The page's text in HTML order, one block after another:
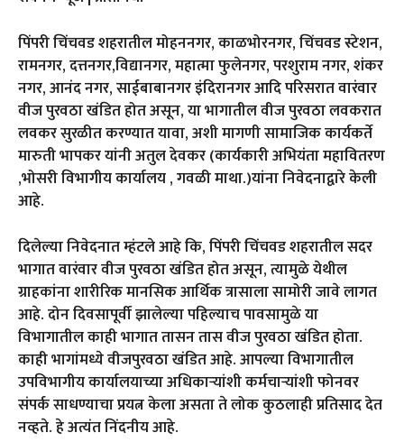
पिंपरी चिंचवड शहरातील मोहननगर, काळभोरनगर, चिंचवड स्टेशन,
रामनगर, दत्तनगर,विद्यानगर, महात्मा फुलेनगर, परशुराम नगर, शंकर
नगर, आनंद नगर, साईबाबानगर इंदिरानगर आदि परिसरात वारंवार
वीज पुरवठा खंडित होत असून, या भागातील वीज पुरवठा लवकरात
लवकर सुरळीत करण्यात यावा, अशी मागणी सामाजिक कार्यकर्ते
मारुती भापकर यांनी अतुल देवकर (कार्यकारी अभियंतामहावितरण
,भोसरी विभागीय कार्यालय , गवळी माथा.)यांना निवेदनाद्वारे केली
आहे.
दिलेल्या निवेदनात म्हंटले आहे कि, पिंपरी चिंचवड शहरातील सदर
भागात वारंवार वीज पुरवठा खंडित होत असून, त्यामुळे येथील
ग्राहकांना शारीरिक मानसिक आर्थिक त्रासाला सामोरी जावे लागत
आहे. दोन दिवसापूर्वी झालेल्या पहिल्याच पावसामुळे या
विभागातील काही भागात तासन तास वीज पुरवठा खंडित होता.
काही भागांमध्ये वीजपुरवठा खंडित आहे. आपल्या विभागातील
उपविभागीय कार्यालयाच्या अधिकाऱ्यांशी कर्मचाऱ्यांशी फोनवर
संपर्क साधण्याचा प्रयत्न केला असता ते लोक कुठलाही प्रतिसाद देत
नव्हते. हे अत्यंत निंदनीय आहे.